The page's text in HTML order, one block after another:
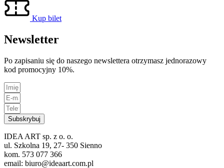
Kup bilet
Newsletter
Po zapisaniu się do naszego newslettera otrzymasz jednorazowy
kod promocyjny 10%.
Subskrybuj
IDEA ART sp. z o. o.
ul. Szkolna 19, 27- 350 Sienno
kom. 573 077 366
email: biuro@ideaart.com.pl